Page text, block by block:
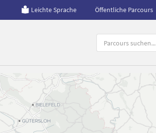
Leichte Sprache Öffentliche Parcours